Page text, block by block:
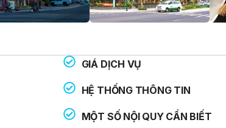
GIÁ DỊCH VỤ
HỆ THỐNG THÔNG TIN
MỘT SỐ NỘI QUY CẦN BIẾT